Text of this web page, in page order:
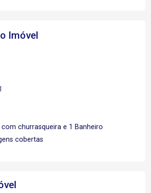
Imóvel
churrasqueira e 1 Banheiro
cobertas